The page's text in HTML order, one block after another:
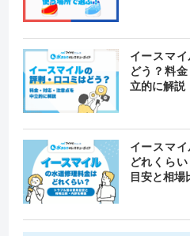
イースマ
どう？料
立的に解説
イースマ
どれくら
目安と相場